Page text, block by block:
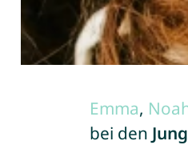
Emma,
bei den